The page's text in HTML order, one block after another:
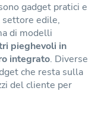
gadget pratici e
edile,
di modelli
pieghevoli in
integrato. Diverse
che resta sulla
del cliente per